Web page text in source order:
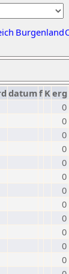
Burgenland
datumf Kerg
0
0
0
0
0
0
0
0
0
0
0
0